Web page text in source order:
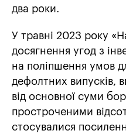
два роки.
У травні 2023 року
досягнення угод з
на поліпшення умов
дефолтних випусків,
від основної суми
простроченими
стосувалися